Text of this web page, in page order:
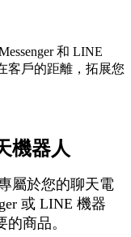
和 LINE
客戶的距離，拓展您
機器人
屬於您的聊天電
或 LINE 機器
商品。